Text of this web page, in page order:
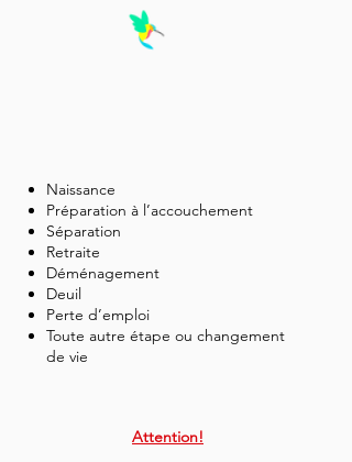
Naissance
Préparation à l’accouchement
Séparation
Retraite
Déménagement
Deuil
Perte d’emploi
Toute autre étape ou changement
de vie
Attention!